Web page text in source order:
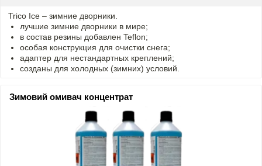
Trico Ice – зимние дворники.
лучшие зимние дворники в мире;
в состав резины добавлен Teflon;
особая конструкция для очистки снега;
адаптер для нестандартных креплений;
созданы для холодных (зимних) условий.
Зимовий омивач концентрат